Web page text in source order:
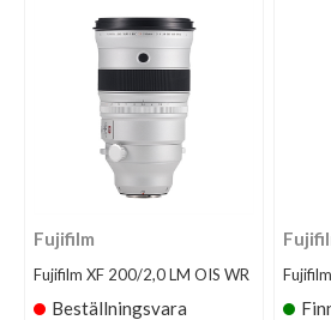
Fujifilm
Fujifilm XF 200/2,0 LM OIS WR
Beställningsvara